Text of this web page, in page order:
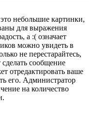
небольшие картинки,
для выражения
а :( означает
можно увидеть в
не перестарайтесь,
сообщение
отредактировать ваше
его. Администратор
на количество